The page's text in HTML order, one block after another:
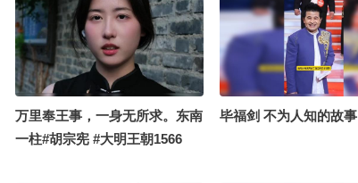
万里奉王事，一身无所求。东南
一柱#胡宗宪 #大明王朝1566
毕福剑 不为人知的故事